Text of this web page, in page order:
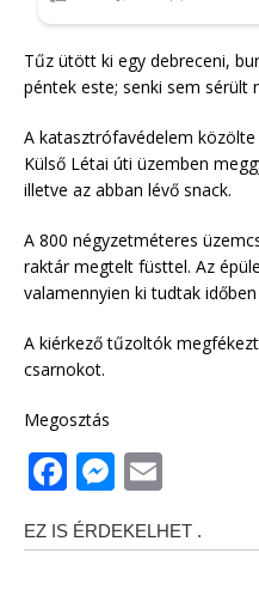
Tűz ütött ki egy debreceni,
péntek este; senki sem sérült
A katasztrófavédelem
Külső Létai úti üzemben
illetve az abban lévő snack.
A 800 négyzetméteres
raktár megtelt füsttel. Az
valamennyien ki tudtak
A kiérkező tűzoltók
csarnokot.
Megosztás
F
a
c
M
ssai